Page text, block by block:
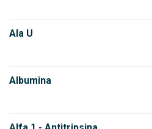
Ala U
Albumina